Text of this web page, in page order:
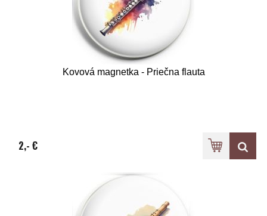
Kovová magnetka - Priečna flauta
2,- €